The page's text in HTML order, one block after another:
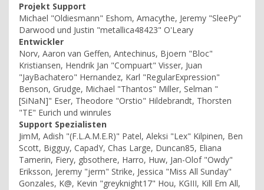
Projekt Support
Michael "Oldiesmann" Eshom, Amacythe, Jeremy "SleePy"
Darwood und Justin "metallica48423" O'Leary
Entwickler
Norv, Aaron van Geffen, Antechinus, Bjoern "Bloc"
Kristiansen, Hendrik Jan "Compuart" Visser, Juan
"JayBachatero" Hernandez, Karl "RegularExpression"
Benson, Grudge, Michael "Thantos" Miller, Selman "
[SiNaN]" Eser, Theodore "Orstio" Hildebrandt, Thorsten
"TE" Eurich und winrules
Support Spezialisten
JimM, Adish "(F.L.A.M.E.R)" Patel, Aleksi "Lex" Kilpinen, Ben
Scott, Bigguy, CapadY, Chas Large, Duncan85, Eliana
Tamerin, Fiery, gbsothere, Harro, Huw, Jan-Olof "Owdy"
Eriksson, Jeremy "jerm" Strike, Jessica "Miss All Sunday"
Gonzales, K@, Kevin "greyknight17" Hou, KGIII, Kill Em All,